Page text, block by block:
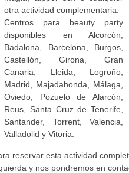
otra actividad complementaria.
Centros para beauty party
disponibles en Alcorcón,
Badalona, Barcelona, Burgos,
Castellón, Girona, Gran
Canaria, Lleida, Logroño,
Madrid, Majadahonda, Málaga,
Oviedo, Pozuelo de Alarcón,
Reus, Santa Cruz de Tenerife,
Santander, Torrent, Valencia,
Valladolid y Vitoria.
reservar esta actividad
y nos pondremos en